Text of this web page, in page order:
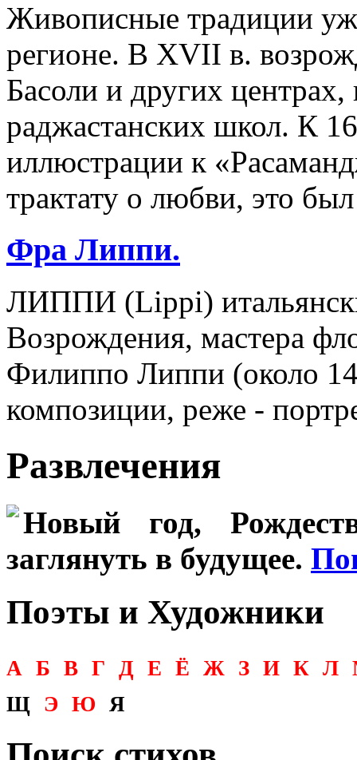
Живописные традиции
регионе. В XVII в.
Басоли и других
раджастанских школ. К
иллюстрации к
трактату о любви, это
Фра Липпи.
ЛИППИ (Lippi)
Возрождения, мастера
Филиппо Липпи (около
композиции, реже -
Развлечения
Новый год,
заглянуть в будущее.
Поэты и Художники
А Б В Г Д Е Ё Ж З И К Л
Щ Э Ю Я